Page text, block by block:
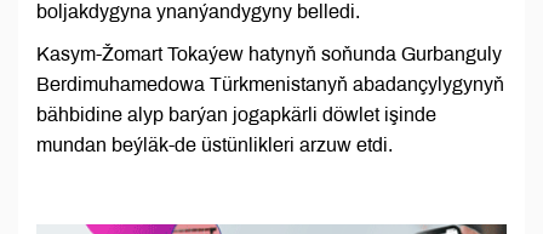
boljakdygyna ynanýandygyny belledi.
Kasym-Žomart Tokaýew hatynyň soňunda Gurbanguly
Berdimuhamedowa Türkmenistanyň abadançylygynyň
bähbidine alyp barýan jogapkärli döwlet işinde
mundan beýläk-de üstünlikleri arzuw etdi.